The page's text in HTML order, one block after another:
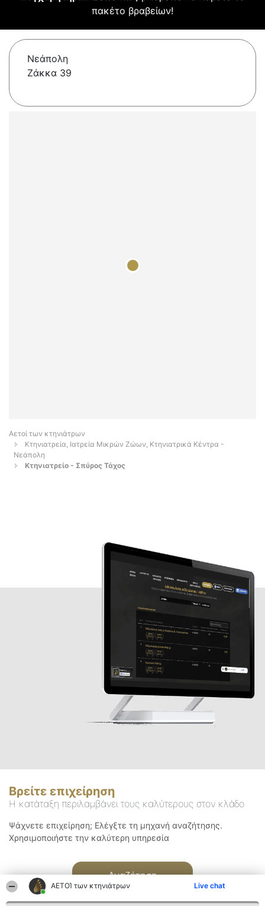
ΑΕΤΟΊ των κτηνιάτρων Live chat
πακέτο βραβείων!
Νεάπολη
Ζάκκα 39
Αετοί των κτηνιάτρων
Κτηνιατρεία, Ιατρεία Μικρών Ζώων, Κτηνιατρικά Κέντρα -
Νεάπολη
Κτηνιατρείο - Σπύρος Τάχος
Βρείτε επιχείρηση
Η κατάταξη περιλαμβάνει τους καλύτερους στον κλάδο
Ψάχνετε επιχείρηση; Ελέγξτε τη μηχανή αναζήτησης.
Χρησιμοποιήστε την καλύτερη υπηρεσία
Αναζήτηση